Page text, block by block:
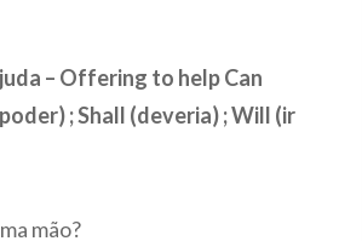
– Offering to help Can
; Shall (deveria) ; Will (ir
mão?